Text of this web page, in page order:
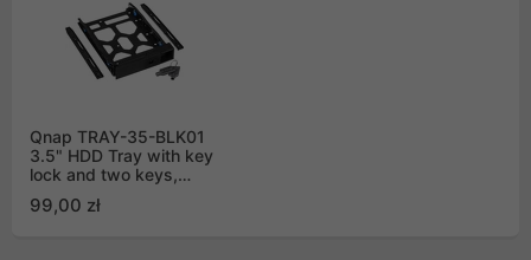
Qnap TRAY-35-BLK01
3.5" HDD Tray with key
lock and two keys,
and 3.5" screw packs
99,00 zł